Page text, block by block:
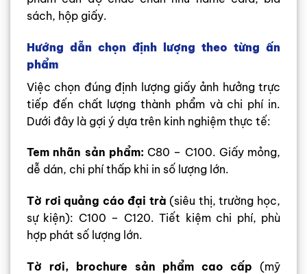
sách, hộp giấy.
Hướng dẫn chọn định lượng theo từng ấn
phẩm
Việc chọn đúng định lượng giấy ảnh hưởng trực
tiếp đến chất lượng thành phẩm và chi phí in.
Dưới đây là gợi ý dựa trên kinh nghiệm thực tế:
Tem nhãn sản phẩm: C80 – C100. Giấy mỏng,
dễ dán, chi phí thấp khi in số lượng lớn.
Tờ rơi quảng cáo đại trà (siêu thị, trường học,
sự kiện): C100 – C120. Tiết kiệm chi phí, phù
hợp phát số lượng lớn.
Tờ rơi, brochure sản phẩm cao cấp (mỹ